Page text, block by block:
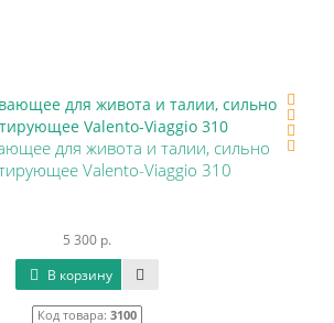
для живота и талии, сильно
Valento-Viaggio 310
5 300 р.
В корзину
Код товара: 3100